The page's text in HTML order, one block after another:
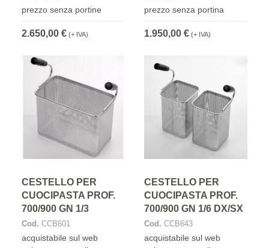
prezzo senza portine
2.650,00 € (+ IVA)
prezzo senza portina
1.950,00 € (+ IVA)
CESTELLO PER
CUOCIPASTA PROF.
700/900 GN 1/3
Cod. CCB601
acquistabile sul web
CESTELLO PER
CUOCIPASTA PROF.
700/900 GN 1/6 DX/SX
Cod. CCB643
acquistabile sul web